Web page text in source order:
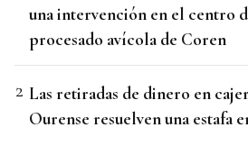
una intervención en el centro
procesado avícola de Coren
Las retiradas de dinero en
Ourense resuelven una estafa